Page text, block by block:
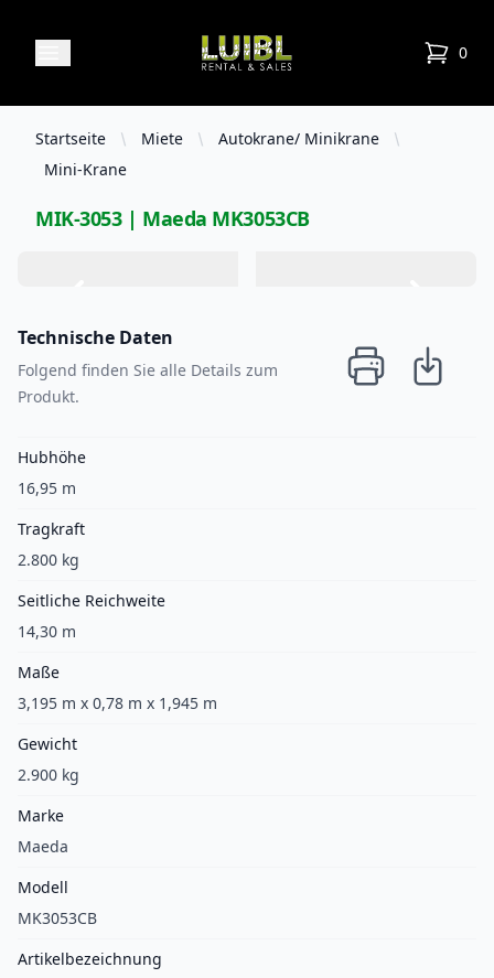
Luibl Rental & Sales 0
items
Startseite Miete
Autokrane/ Minikrane
Mini-Krane
MIK-3053 | Maeda MK3053CB
Technische Daten
Folgend finden Sie alle Details zum
Produkt.
Hubhöhe
16,95 m
Tragkraft
2.800 kg
Seitliche Reichweite
14,30 m
Maße
3,195 m x 0,78 m x 1,945 m
Gewicht
2.900 kg
Marke
Maeda
Modell
MK3053CB
Artikelbezeichnung